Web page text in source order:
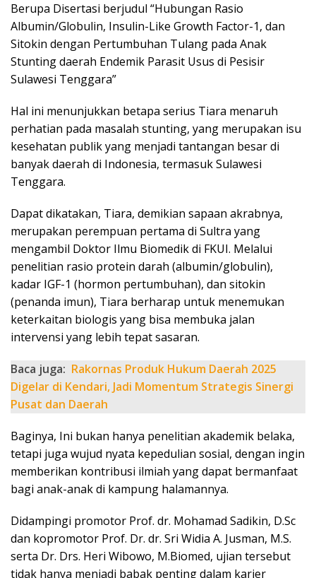
Berupa Disertasi berjudul “Hubungan Rasio
Albumin/Globulin, Insulin-Like Growth Factor-1, dan
Sitokin dengan Pertumbuhan Tulang pada Anak
Stunting daerah Endemik Parasit Usus di Pesisir
Sulawesi Tenggara”
Hal ini menunjukkan betapa serius Tiara menaruh
perhatian pada masalah stunting, yang merupakan isu
kesehatan publik yang menjadi tantangan besar di
banyak daerah di Indonesia, termasuk Sulawesi
Tenggara.
Dapat dikatakan, Tiara, demikian sapaan akrabnya,
merupakan perempuan pertama di Sultra yang
mengambil Doktor Ilmu Biomedik di FKUI. Melalui
penelitian rasio protein darah (albumin/globulin),
kadar IGF-1 (hormon pertumbuhan), dan sitokin
(penanda imun), Tiara berharap untuk menemukan
keterkaitan biologis yang bisa membuka jalan
intervensi yang lebih tepat sasaran.
Baca juga: Rakornas Produk Hukum Daerah 2025
Digelar di Kendari, Jadi Momentum Strategis Sinergi
Pusat dan Daerah
Baginya, Ini bukan hanya penelitian akademik belaka,
tetapi juga wujud nyata kepedulian sosial, dengan ingin
memberikan kontribusi ilmiah yang dapat bermanfaat
bagi anak-anak di kampung halamannya.
Didampingi promotor Prof. dr. Mohamad Sadikin, D.Sc
dan kopromotor Prof. Dr. dr. Sri Widia A. Jusman, M.S.
serta Dr. Drs. Heri Wibowo, M.Biomed, ujian tersebut
tidak hanya menjadi babak penting dalam karier